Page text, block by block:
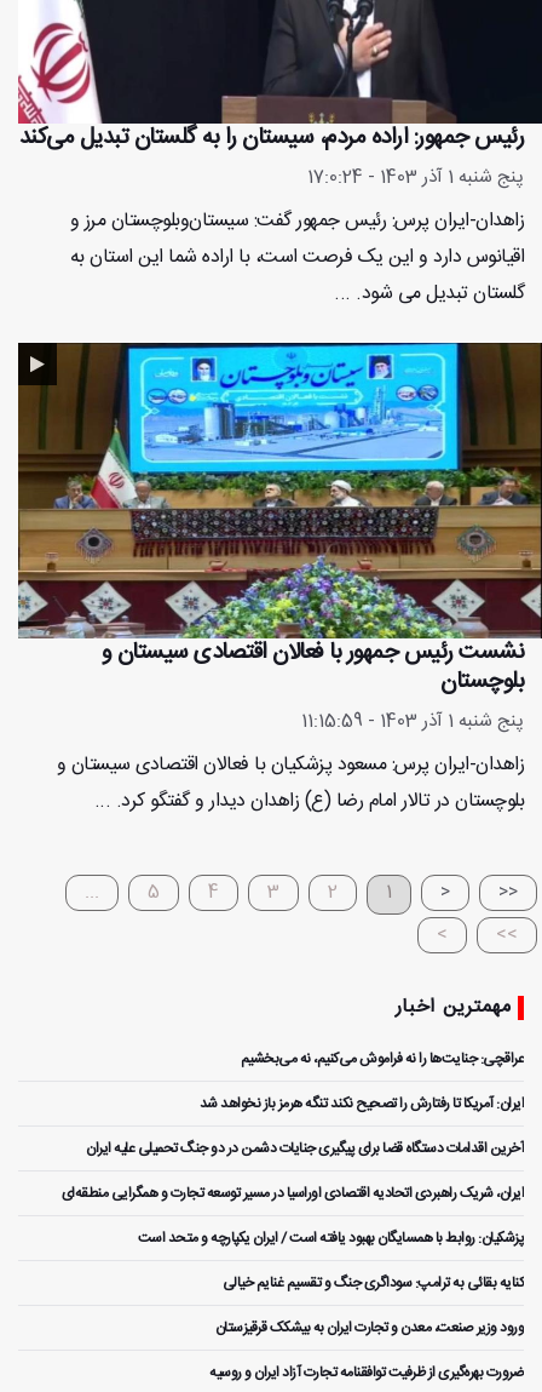
رئیس جمهور: اراده مردم، سیستان‌ را به گلستان تبدیل می‌کند
پنج شنبه 1 آذر 1403 - 17:0:24
زاهدان-ایران پرس: رئیس جمهور گفت: سیستان‌وبلوچستان مرز و
اقیانوس دارد و این یک فرصت است، با اراده شما این استان به
گلستان تبدیل می شود. ...
نشست رئیس جمهور با فعالان اقتصادی سیستان و
بلوچستان
پنج شنبه 1 آذر 1403 - 11:15:59
زاهدان-ایران پرس: مسعود پزشکیان با فعالان اقتصادی سیستان و
بلوچستان در تالار امام رضا (ع) زاهدان دیدار و گفتگو کرد. ...
<<
<
1
2
3
4
5
...
>
>>
مهمترین اخبار
عراقچی: جنایت‌ها را نه فراموش می‌کنیم، نه می‌بخشیم
ایران: آمریکا تا رفتارش را تصحیح نکند تنگه هرمز باز نخواهد شد
آخرین اقدامات دستگاه قضا برای پیگیری جنایات دشمن در دو جنگ تحمیلی علیه ایران
ایران، شریک راهبردی اتحادیه اقتصادی اوراسیا در مسیر توسعه تجارت و همگرایی منطقه‌ای
پزشکیان: روابط با همسایگان بهبود یافته است / ایران یکپارچه و متحد است
کنایه بقائی به ترامپ: سوداگری جنگ و تقسیم غنایم خیالی
ورود وزیر صنعت، معدن و تجارت ایران به بیشکک قرقیزستان
ضرورت بهره‌گیری از ظرفیت توافقنامه تجارت آزاد ایران و روسیه